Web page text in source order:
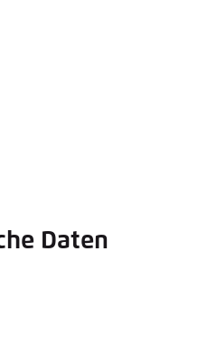
Daten